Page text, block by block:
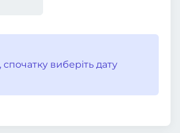
спочатку виберіть дату